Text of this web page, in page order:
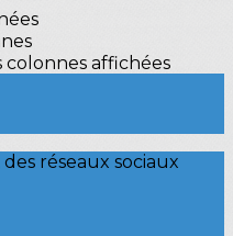
affichées
réseaux sociaux